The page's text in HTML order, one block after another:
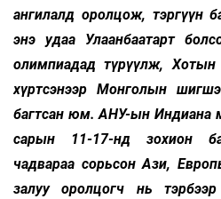
ангилалд оролцож, тэргүүн
энэ удаа Улаанбаатарт
олимпиадад түрүүлж,
хүртсэнээр Монголын
багтсан юм. АНУ-ын Индиана
сарын 11-17-нд зохион
чадвараа сорьсон Ази,
залуу оролцогч нь